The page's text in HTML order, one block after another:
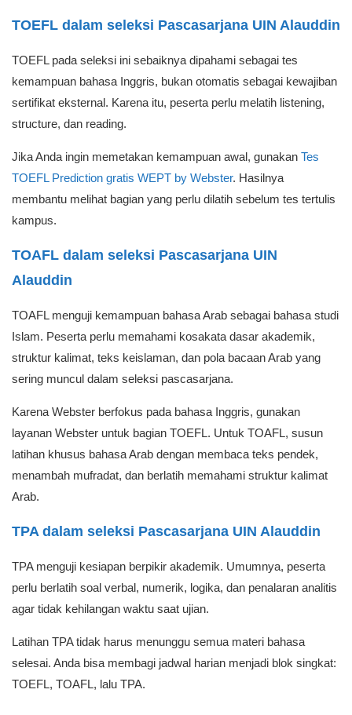
TOEFL dalam seleksi Pascasarjana UIN Alauddin
TOEFL pada seleksi ini sebaiknya dipahami sebagai tes
kemampuan bahasa Inggris, bukan otomatis sebagai kewajiban
sertifikat eksternal. Karena itu, peserta perlu melatih listening,
structure, dan reading.
Jika Anda ingin memetakan kemampuan awal, gunakan Tes
TOEFL Prediction gratis WEPT by Webster. Hasilnya
membantu melihat bagian yang perlu dilatih sebelum tes tertulis
kampus.
TOAFL dalam seleksi Pascasarjana UIN
Alauddin
TOAFL menguji kemampuan bahasa Arab sebagai bahasa studi
Islam. Peserta perlu memahami kosakata dasar akademik,
struktur kalimat, teks keislaman, dan pola bacaan Arab yang
sering muncul dalam seleksi pascasarjana.
Karena Webster berfokus pada bahasa Inggris, gunakan
layanan Webster untuk bagian TOEFL. Untuk TOAFL, susun
latihan khusus bahasa Arab dengan membaca teks pendek,
menambah mufradat, dan berlatih memahami struktur kalimat
Arab.
TPA dalam seleksi Pascasarjana UIN Alauddin
TPA menguji kesiapan berpikir akademik. Umumnya, peserta
perlu berlatih soal verbal, numerik, logika, dan penalaran analitis
agar tidak kehilangan waktu saat ujian.
Latihan TPA tidak harus menunggu semua materi bahasa
selesai. Anda bisa membagi jadwal harian menjadi blok singkat:
TOEFL, TOAFL, lalu TPA.